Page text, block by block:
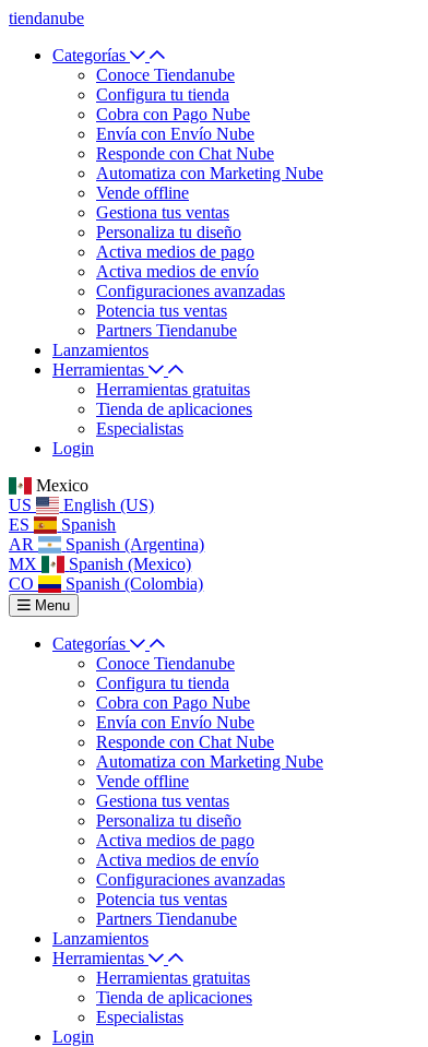
tiendanube
Categorías
Conoce Tiendanube
Configura tu tienda
Cobra con Pago Nube
Envía con Envío Nube
Responde con Chat Nube
Automatiza con Marketing Nube
Vende offline
Gestiona tus ventas
Personaliza tu diseño
Activa medios de pago
Activa medios de envío
Configuraciones avanzadas
Potencia tus ventas
Partners Tiendanube
Lanzamientos
Herramientas
Herramientas gratuitas
Tienda de aplicaciones
Especialistas
Login
Mexico
US
English (US)
ES
Spanish
AR
Spanish (Argentina)
MX
Spanish (Mexico)
CO
Spanish (Colombia)
Menu
Categorías
Conoce Tiendanube
Configura tu tienda
Cobra con Pago Nube
Envía con Envío Nube
Responde con Chat Nube
Automatiza con Marketing Nube
Vende offline
Gestiona tus ventas
Personaliza tu diseño
Activa medios de pago
Activa medios de envío
Configuraciones avanzadas
Potencia tus ventas
Partners Tiendanube
Lanzamientos
Herramientas
Herramientas gratuitas
Tienda de aplicaciones
Especialistas
Login